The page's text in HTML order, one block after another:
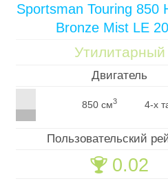
Sportsman Touring 850
Bronze Mist LE
Утилитарный
Двигатель
850 см3 4-х
Пользовательский
🏆 0.02